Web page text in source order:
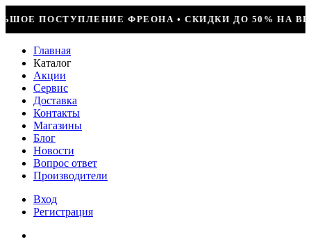
СКИДКИ ДО 50% НА ВЕСЬ ИНСТРУМЕНТ •
Главная
Каталог
Акции
Сервис
Доставка
Контакты
Магазины
Блог
Новости
Вопрос ответ
Производители
Вход
Регистрация